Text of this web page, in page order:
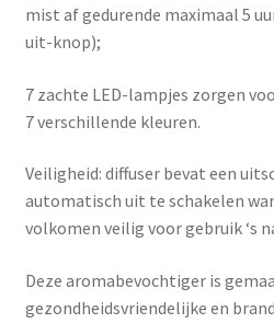
mist af gedurende maximaal 5
uit-knop);
7 zachte LED-lampjes zorgen
7 verschillende kleuren.
Veiligheid: diffuser bevat een
automatisch uit te schakelen
volkomen veilig voor gebruik ‘s
Deze aromabevochtiger is
gezondheidsvriendelijke en